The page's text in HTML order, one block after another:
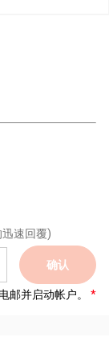
速回覆)
确认
邮并启动帐户。